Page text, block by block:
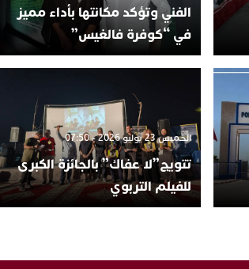
الفني وتؤكد مكانتها بأداء مميز
في “كوفرة فالغيس”
الخميس 23 يوليو 2026 - 07:50
تتويج”لا عفاك” بالجائزة الكبرى
للفيلم التربوي